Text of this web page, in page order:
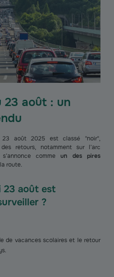
23 août : un
août 2025 est classé "noir",
retours, notamment sur l’arc
s’annonce commeun des pires
route.
23 août est
?
de vacances scolaires et le retour